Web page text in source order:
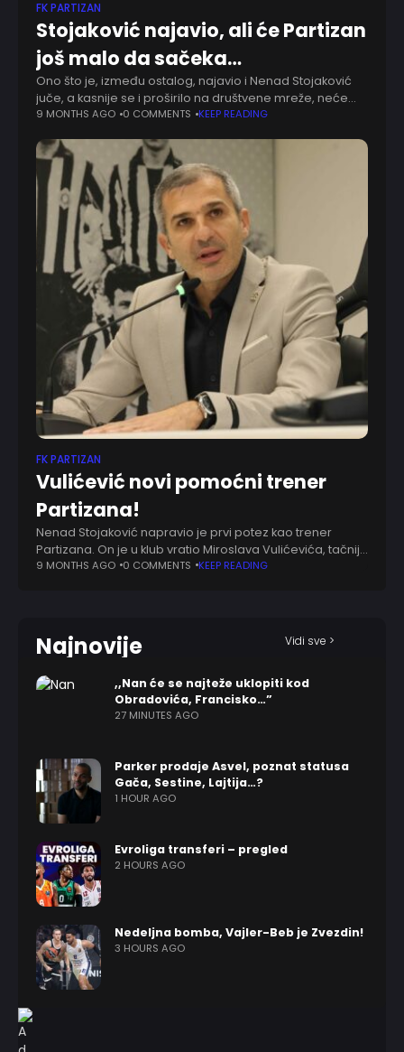
FK PARTIZAN
Stojaković najavio, ali će Partizan
još malo da sačeka…
Ono što je, između ostalog, najavio i Nenad Stojaković
juče, a kasnije se i proširilo na društvene mreže, neće
ugledati svelost dana. Miroslav Vulićević neće pojačati
9 MONTHS AGO 0 COMMENTS KEEP READING
FK PARTIZAN
Vulićević novi pomoćni trener
Partizana!
Nenad Stojaković napravio je prvi potez kao trener
Partizana. On je u klub vratio Miroslava Vulićevića, tačnije
prekomandovao ga je iz kadetske selekcije. Vulićević će
9 MONTHS AGO 0 COMMENTS KEEP READING
Najnovije Vidi sve >
,,Nan će se najteže uklopiti kod
Obradovića, Francisko…”
27 MINUTES AGO
Parker prodaje Asvel, poznat statusa
Gača, Sestine, Lajtija…?
1 HOUR AGO
Evroliga transferi – pregled
2 HOURS AGO
Nedeljna bomba, Vajler-Beb je Zvezdin!
3 HOURS AGO